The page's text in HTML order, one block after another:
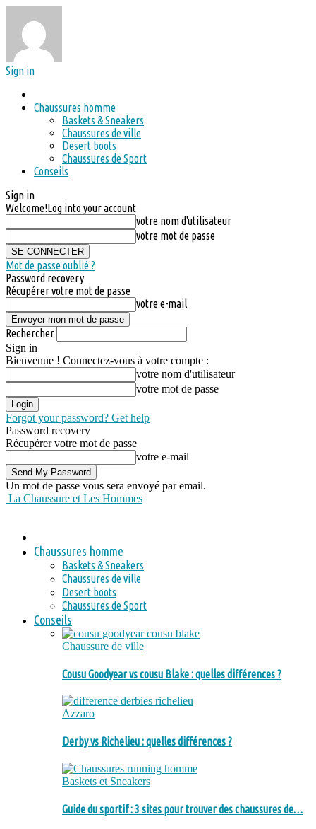
Sign in
Chaussures homme
Baskets & Sneakers
Chaussures de ville
Desert boots
Chaussures de Sport
Conseils
Sign in
Welcome!Log into your account
votre nom d'utilisateur
votre mot de passe
Mot de passe oublié ?
Password recovery
Récupérer votre mot de passe
votre e-mail
Rechercher
Sign in
Bienvenue ! Connectez-vous à votre compte :
votre nom d'utilisateur
votre mot de passe
Forgot your password? Get help
Password recovery
Récupérer votre mot de passe
votre e-mail
Un mot de passe vous sera envoyé par email.
La Chaussure et Les Hommes
Chaussures homme
Baskets & Sneakers
Chaussures de ville
Desert boots
Chaussures de Sport
Conseils
Chaussure de ville
Cousu Goodyear vs cousu Blake : quelles différences ?
Azzaro
Derby vs Richelieu : quelles différences ?
Baskets et Sneakers
Guide du sportif : 3 sites pour trouver des chaussures de…